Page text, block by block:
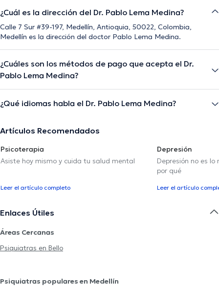
¿Cuál es la dirección del Dr. Pablo Lema Medina?
Calle 7 Sur #39-197, Medellín, Antioquia, 50022, Colombia,
Medellín es la dirección del doctor Pablo Lema Medina.
¿Cuáles son los métodos de pago que acepta el Dr.
Pablo Lema Medina?
¿Qué idiomas habla el Dr. Pablo Lema Medina?
Artículos Recomendados
Psicoterapia
Asiste hoy mismo y cuida tu salud mental
Leer el artículo completo
Depresión
Depresión no es
por qué
Leer el artículo
Enlaces Útiles
Áreas Cercanas
Psiquiatras en Bello
Psiquiatras populares en Medellín